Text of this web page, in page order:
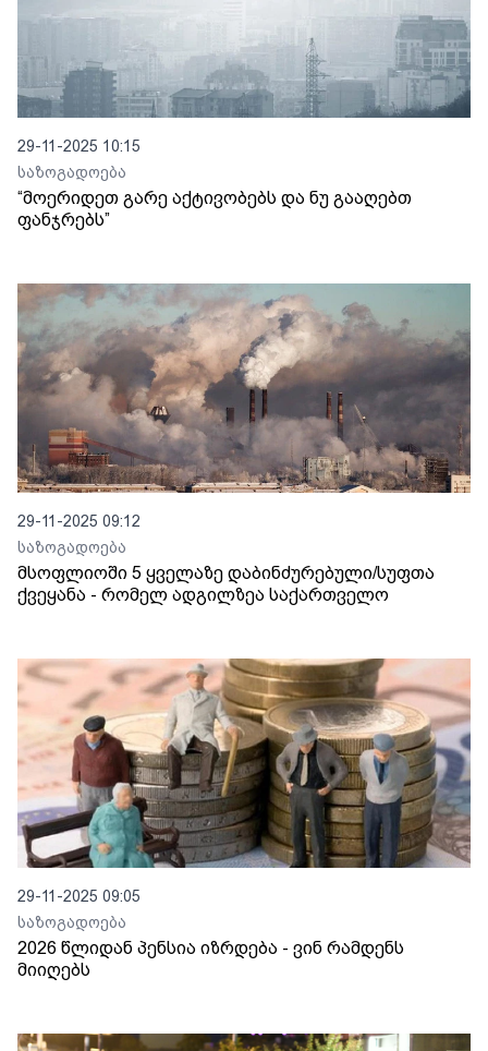
29-11-2025 10:15
საზოგადოება
“მოერიდეთ გარე აქტივობებს და ნუ გააღებთ
ფანჯრებს”
29-11-2025 09:12
საზოგადოება
მსოფლიოში 5 ყველაზე დაბინძურებული/სუფთა
ქვეყანა - რომელ ადგილზეა საქართველო
29-11-2025 09:05
საზოგადოება
2026 წლიდან პენსია იზრდება - ვინ რამდენს
მიიღებს